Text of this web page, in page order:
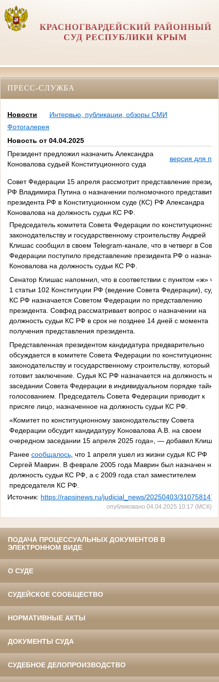
КРАСНОГВАРДЕЙСКИЙ РАЙОННЫЙ
СУД РЕСПУБЛИКИ КРЫМ
ПРЕСС-СЛУЖБА
Новости
Интервью, публикации, обзоры СМИ
Фотогалерея
Новость от 04.04.2025
Президент предложил назначить Александра
Коновалова судьей Конституционного суда
версия для
Совет Федерации 15 апреля рассмотрит представление
РФ Владимира Путина о назначении полномочного
президента РФ в Конституционном суде (КС) РФ Александра
Коновалова на должность судьи КС РФ.
Председатель комитета Совета Федерации по
законодательству и государственному строительству Андрей
Клишас сообщил в своем Telegram-канале, что в четверг в Совет
Федерации поступило представление президента РФ о
Коновалова на должность судьи КС РФ.
Сенатор Клишас напомнил, что в соответствии с пунктом «ж»
1 статьи 102 Конституции РФ (ведение Совета Федерации),
КС РФ назначается Советом Федерации по представлению
президента. Совфед рассматривает вопрос о назначении на
должность судьи КС РФ в срок не позднее 14 дней с момента
получения представления президента.
Представленная президентом кандидатура предварительно
обсуждается в комитете Совета Федерации по
законодательству и государственному строительству, который
готовит заключение. Судья КС РФ назначается на должность на
заседании Совета Федерации в индивидуальном порядке
голосованием. Председатель Совета Федерации приводит к
присяге лицо, назначенное на должность судьи КС РФ.
«Комитет по конституционному законодательству Совета
Федерации обсудит кандидатуру Коновалова А.В. на своем
очередном заседании 15 апреля 2025 года», — добавил
Ранее сообщалось, что 1 апреля ушел из жизни судья КС РФ
Сергей Маврин. В феврале 2005 года Маврин был назначен на
должность судьи КС РФ, а с 2009 года стал заместителем
председателя КС РФ.
Источник: https://rapsinews.ru/judicial_news/20250403/
опубликовано 04.04.2025 10:17 (МСК)
ПОДАЧА ПРОЦЕССУАЛЬНЫХ ДОКУМЕНТОВ В
ЭЛЕКТРОННОМ ВИДЕ
О СУДЕ
СУДЕЙСКОЕ СООБЩЕСТВО
НОРМАТИВНЫЕ АКТЫ
ДОКУМЕНТЫ СУДА
СУДЕБНОЕ ДЕЛОПРОИЗВОДСТВО